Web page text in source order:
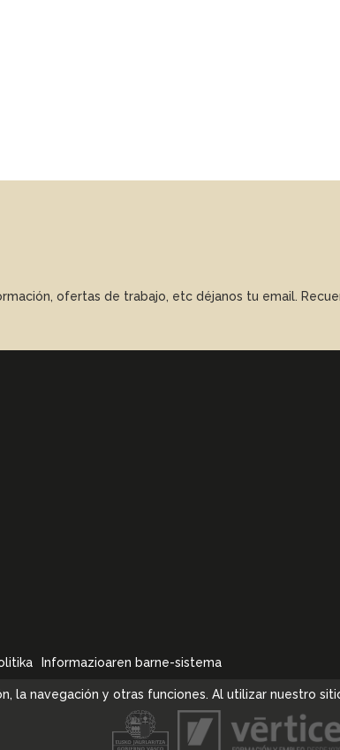
ofertas de trabajo, etc déjanos tu email.
Informazioaren barne-sistema
la navegación y otras funciones. Al utilizar nuestro